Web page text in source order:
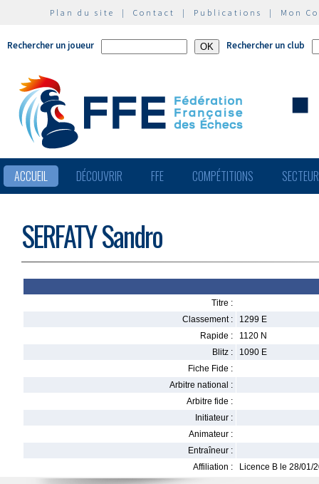
Plan du site | Contact | Publications | Mon
Rechercher un joueur Rechercher un club
ACCUEIL DÉCOUVRIR FFE COMPÉTITIONS
SERFATY Sandro
Titre :
Classement :
1299 E
Rapide :
1120 N
Blitz :
1090 E
Fiche Fide :
Arbitre national :
Arbitre fide :
Initiateur :
Animateur :
Entraîneur :
Affiliation :
Licence B le 28/01/